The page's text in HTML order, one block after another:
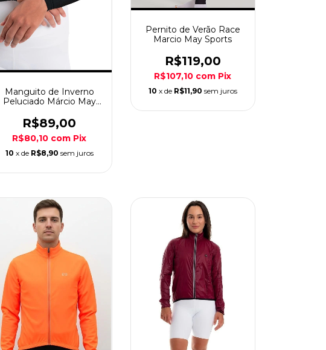
Manguito de Inverno
Peluciado Márcio May
R$89,00
R$80,10 com Pix
10 x de R$8,90 sem juros
Pernito de Verão Race
Marcio May Sports
R$119,00
R$107,10 com Pix
10 x de R$11,90 sem juros